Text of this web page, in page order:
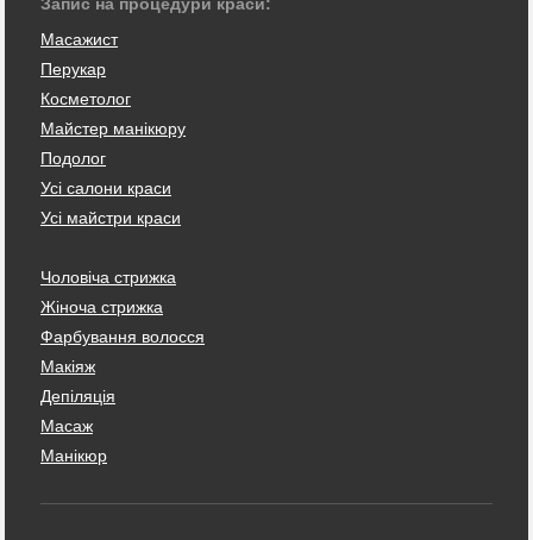
Масажист
Перукар
Косметолог
Майстер манікюру
Подолог
Усі салони краси
Усі майстри краси
Чоловіча стрижка
Жіноча стрижка
Фарбування волосся
Макіяж
Депіляція
Масаж
Манікюр